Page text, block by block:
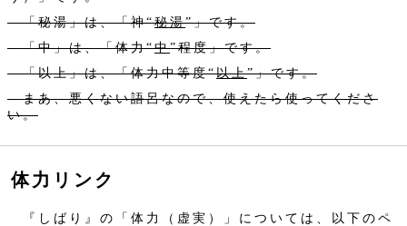
「秘湯」は、「神“秘湯”」です。
「中」は、「体力“中”程度」です。
「以上」は、「体力中等度“以上”」です。
まあ、悪くない語呂なので、使えたら使ってくださ
い。
体力リンク
『しばり』の「体力（虚実）」については、以下のペ